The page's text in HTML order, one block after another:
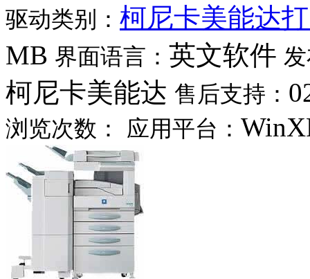
驱动类别： 柯尼卡美能达
MB 界面语言： 英文软件
柯尼卡美能达 售后支持：
浏览次数： 应用平台：